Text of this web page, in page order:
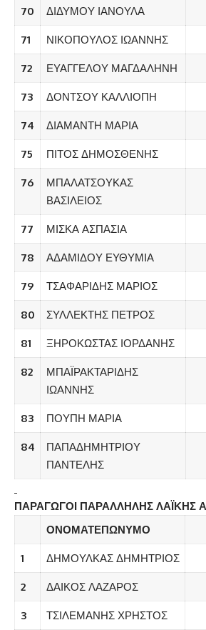
70 ΔΙΔΥΜΟΥ ΙΑΝΟΥΛΑ
71 ΝΙΚΟΠΟΥΛΟΣ ΙΩΑΝΝΗΣ
72 ΕΥΑΓΓΕΛΟΥ ΜΑΓΔΑΛΗΝΗ
73 ΔΟΝΤΣΟΥ ΚΑΛΛΙΟΠΗ
74 ΔΙΑΜΑΝΤΗ ΜΑΡΙΑ
75 ΠΙΤΟΣ ΔΗΜΟΣΘΕΝΗΣ
76
ΜΠΑΛΑΤΣΟΥΚΑΣ
ΒΑΣΙΛΕΙΟΣ
77 ΜΙΣΚΑ ΑΣΠΑΣΙΑ
78 ΑΔΑΜΙΔΟΥ ΕΥΘΥΜΙΑ
79 ΤΣΑΦΑΡΙΔΗΣ ΜΑΡΙΟΣ
80 ΣΥΛΛΕΚΤΗΣ ΠΕΤΡΟΣ
81 ΞΗΡΟΚΩΣΤΑΣ ΙΟΡΔΑΝΗΣ
82
ΜΠΑΪΡΑΚΤΑΡΙΔΗΣ
ΙΩΑΝΝΗΣ
83 ΠΟΥΠΗ ΜΑΡΙΑ
84
ΠΑΠΑΔΗΜΗΤΡΙΟΥ
ΠΑΝΤΕΛΗΣ
ΠΑΡΑΓΩΓΟΙ ΠΑΡΑΛΛΗΛΗΣ ΛΑΪΚΗΣ
ΟΝΟΜΑΤΕΠΩΝΥΜΟ
1 ΔΗΜΟΥΛΚΑΣ ΔΗΜΗΤΡΙΟΣ
2 ΔΑΙΚΟΣ ΛΑΖΑΡΟΣ
3 ΤΣΙΛΕΜΑΝΗΣ ΧΡΗΣΤΟΣ